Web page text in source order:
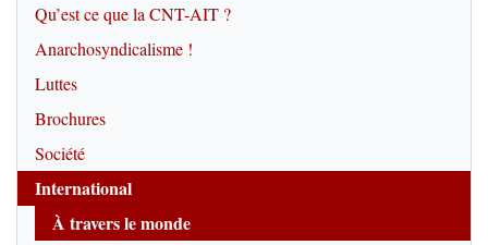
Qu’est ce que la CNT-AIT ?
Anarchosyndicalisme !
Luttes
Brochures
Société
International
À travers le monde